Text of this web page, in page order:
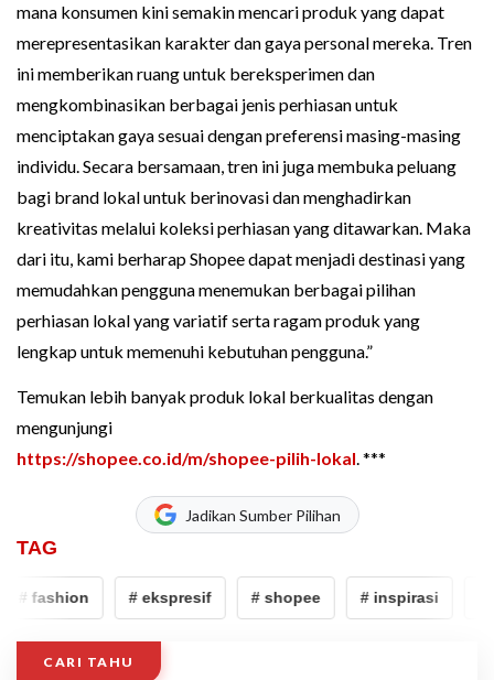
mana konsumen kini semakin mencari produk yang dapat
merepresentasikan karakter dan gaya personal mereka. Tren
ini memberikan ruang untuk bereksperimen dan
mengkombinasikan berbagai jenis perhiasan untuk
menciptakan gaya sesuai dengan preferensi masing-masing
individu. Secara bersamaan, tren ini juga membuka peluang
bagi brand lokal untuk berinovasi dan menghadirkan
kreativitas melalui koleksi perhiasan yang ditawarkan. Maka
dari itu, kami berharap Shopee dapat menjadi destinasi yang
memudahkan pengguna menemukan berbagai pilihan
perhiasan lokal yang variatif serta ragam produk yang
lengkap untuk memenuhi kebutuhan pengguna.”
Temukan lebih banyak produk lokal berkualitas dengan
mengunjungi
https://shopee.co.id/m/shopee-pilih-lokal. ***
Jadikan Sumber Pilihan
TAG
# fashion # ekspresif # shopee # inspirasi
CARI TAHU